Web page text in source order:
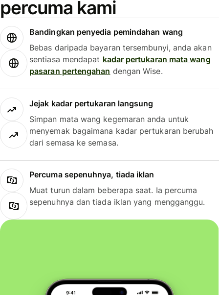
percuma kami
Bandingkan penyedia pemindahan wang
Bebas daripada bayaran tersembunyi, anda akan
sentiasa mendapat kadar pertukaran mata wang
pasaran pertengahan dengan Wise.
Jejak kadar pertukaran langsung
Simpan mata wang kegemaran anda untuk
menyemak bagaimana kadar pertukaran berubah
dari semasa ke semasa.
Percuma sepenuhnya, tiada iklan
Muat turun dalam beberapa saat. Ia percuma
sepenuhnya dan tiada iklan yang mengganggu.